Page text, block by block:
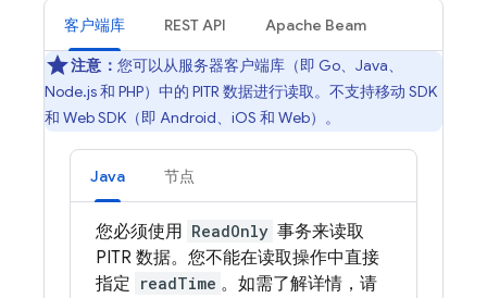
客户端库 REST API Apache Beam
注意： 您可以从服务器客户端库（即 Go、Java、
Node.js 和 PHP）中的 PITR 数据进行读取。不支持移动 SDK
和 Web SDK（即 Android、iOS 和 Web）。
Java 节点
您必须使用 ReadOnly 事务来读取
PITR 数据。您不能在读取操作中直接
指定 readTime 。如需了解详情，请